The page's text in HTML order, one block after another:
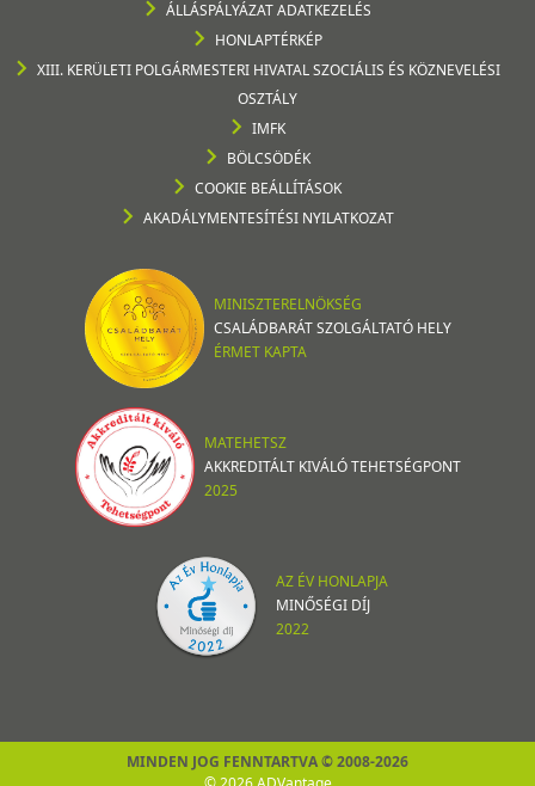
ÁLLÁSPÁLYÁZAT ADATKEZELÉS
HONLAPTÉRKÉP
XIII. KERÜLETI POLGÁRMESTERI HIVATAL SZOCIÁLIS ÉS KÖZNEVELÉSI
OSZTÁLY
IMFK
BÖLCSÖDÉK
COOKIE BEÁLLÍTÁSOK
AKADÁLYMENTESÍTÉSI NYILATKOZAT
MINISZTERELNÖKSÉG
CSALÁDBARÁT SZOLGÁLTATÓ HELY
ÉRMET KAPTA
MATEHETSZ
AKKREDITÁLT KIVÁLÓ TEHETSÉGPONT
2025
AZ ÉV HONLAPJA
MINŐSÉGI DÍJ
2022
MINDEN JOG FENNTARTVA © 2008-2026